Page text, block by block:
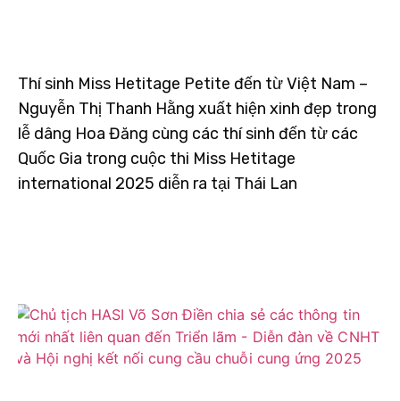
Thí sinh Miss Hetitage Petite đến từ Việt Nam –
Nguyễn Thị Thanh Hằng xuất hiện xinh đẹp trong
lễ dâng Hoa Đăng cùng các thí sinh đến từ các
Quốc Gia trong cuộc thi Miss Hetitage
international 2025 diễn ra tại Thái Lan